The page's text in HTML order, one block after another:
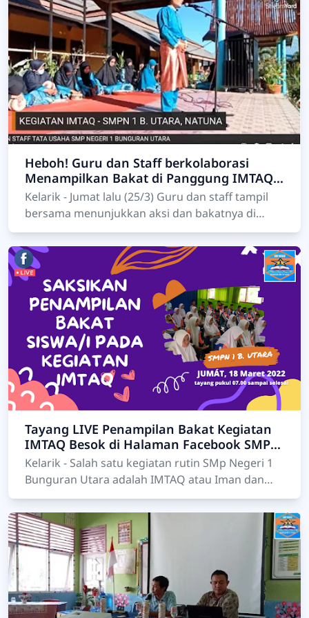
Heboh! Guru dan Staff berkolaborasi
Menampilkan Bakat di Panggung IMTAQ
SMPENSA Kelarik
Kelarik - Jumat lalu (25/3) Guru dan staff tampil
bersama menunjukkan aksi dan bakatnya di
panggung IMTAQ SMPENSA Kelarik (SMP Negeri
1 Bunguran Ut…
Tayang LIVE Penampilan Bakat Kegiatan
IMTAQ Besok di Halaman Facebook SMP
Negeri 1 Bunguran Utara
Kelarik - Salah satu kegiatan rutin SMp Negeri 1
Bunguran Utara adalah IMTAQ atau Iman dan
Taqwa, yaitu kegiatan kerohanian untuk yang
beragama Isl…